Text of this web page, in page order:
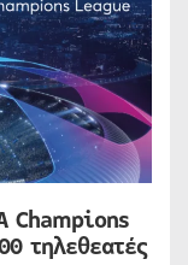
Champions
τηλεθεατές